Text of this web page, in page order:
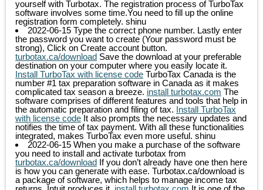
yourself with Turbotax. The registration process of TurboTax
software involves some time.You need to fill up the online
registration form completely. shinu
2022-06-15 Type the correct phone number. Lastly enter
the password you want to create (Your password must be
strong), Click on Create account button.
turbotax.ca/download Save the download at your preferable
destination on your computer where you easily locate it.
Install TurboTax with license code TurboTax Canada is the
number #1 tax preparation software in Canada as it makes
complicated tax season a breeze. install turbotax.com The
software comprises of different features and tools that help in
the automatic preparation and filing of tax. Install TurboTax
with license code It also prompts the necessary updates and
notifies the time of tax payment. With all these functionalities
integrated, makes TurboTax even more useful. shinu
2022-06-15 When you make a purchase of the software
you need to install and activate turbotax from
turbotax.ca/download If you don’t already have one then here
is how you can generate with ease. Turbotax.ca/download is
a package of software, which helps to manage income tax